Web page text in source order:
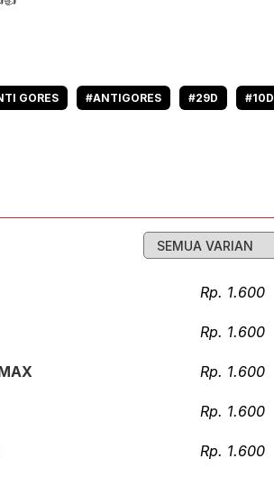
GORES #ANTIGORES #29D #10D
Rp. 1.600
Rp. 1.600
Rp. 1.600
Rp. 1.600
Rp. 1.600